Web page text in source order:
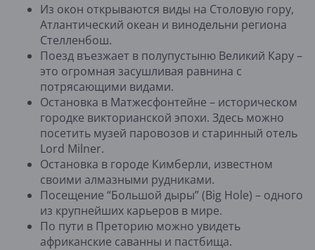
Из окон открываются виды на Столовую гору,
Атлантический океан и винодельни региона
Стелленбош.
Поезд въезжает в полупустыню Великий Кару –
это огромная засушливая равнина с
потрясающими видами.
Остановка в Матжесфонтейне – историческом
городке викторианской эпохи. Здесь можно
посетить музей паровозов и старинный отель
Lord Milner.
Остановка в городе Кимберли, известном
своими алмазными рудниками.
Посещение “Большой дыры” (Big Hole) – одного
из крупнейших карьеров в мире.
По пути в Преторию можно увидеть
африканские саванны и пастбища.